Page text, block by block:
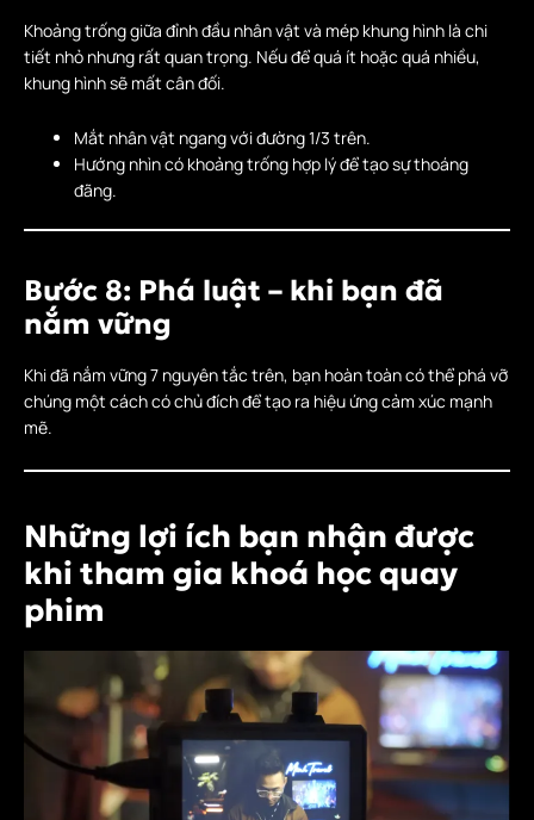
Khoảng trống giữa đỉnh đầu nhân vật và mép khung hình là chi
tiết nhỏ nhưng rất quan trọng. Nếu để quá ít hoặc quá nhiều,
khung hình sẽ mất cân đối.
Mắt nhân vật ngang với đường 1/3 trên.
Hướng nhìn có khoảng trống hợp lý để tạo sự thoáng
đãng.
Bước 8: Phá luật – khi bạn đã
nắm vững
Khi đã nắm vững 7 nguyên tắc trên, bạn hoàn toàn có thể phá vỡ
chúng một cách có chủ đích để tạo ra hiệu ứng cảm xúc mạnh
mẽ.
Những lợi ích bạn nhận được
khi tham gia khoá học quay
phim